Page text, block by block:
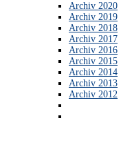
Archiv 2020
Archiv 2019
Archiv 2018
Archiv 2017
Archiv 2016
Archiv 2015
Archiv 2014
Archiv 2013
Archiv 2012